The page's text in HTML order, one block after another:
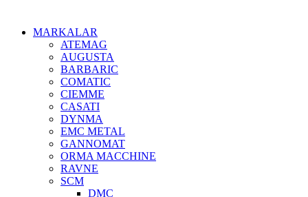
MARKALAR
ATEMAG
AUGUSTA
BARBARIC
COMATIC
CIEMME
CASATI
DYNMA
EMC METAL
GANNOMAT
ORMA MACCHINE
RAVNE
SCM
DMC